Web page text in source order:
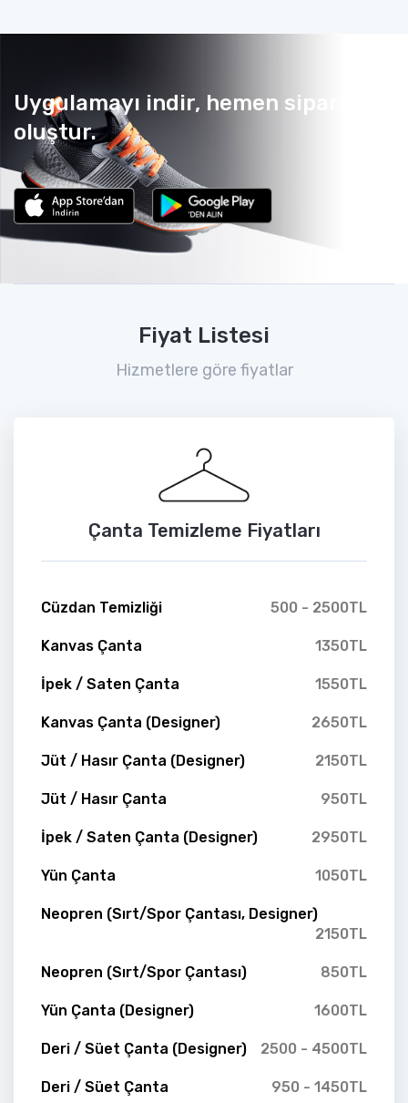
Uygulamayı indir, hemen sipariş
oluştur.
Fiyat Listesi
Hizmetlere göre fiyatlar
Çanta Temizleme Fiyatları
Cüzdan Temizliği 500 - 2500TL
Kanvas Çanta 1350TL
İpek / Saten Çanta 1550TL
Kanvas Çanta (Designer) 2650TL
Jüt / Hasır Çanta (Designer) 2150TL
Jüt / Hasır Çanta 950TL
İpek / Saten Çanta (Designer) 2950TL
Yün Çanta 1050TL
Neopren (Sırt/Spor Çantası, Designer)
2150TL
Neopren (Sırt/Spor Çantası) 850TL
Yün Çanta (Designer) 1600TL
Deri / Süet Çanta (Designer) 2500 - 4500TL
Deri / Süet Çanta 950 - 1450TL